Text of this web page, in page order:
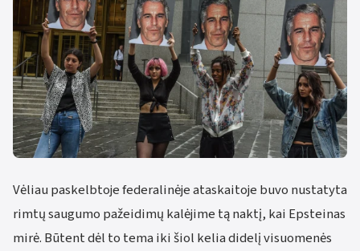
Vėliau paskelbtoje federalinėje ataskaitoje buvo nustatyta
rimtų saugumo pažeidimų kalėjime tą naktį, kai Epsteinas
mirė. Būtent dėl to tema iki šiol kelia didelį visuomenės